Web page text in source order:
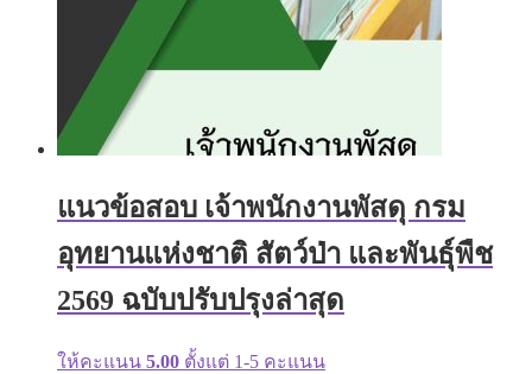
product
page
แนวข้อสอบ เจ้าพนักงานพัสดุ กรม
อุทยานแห่งชาติ สัตว์ป่า และพันธุ์พืช
2569 ฉบับปรับปรุงล่าสุด
ให้คะแนน 5.00 ตั้งแต่ 1-5 คะแนน